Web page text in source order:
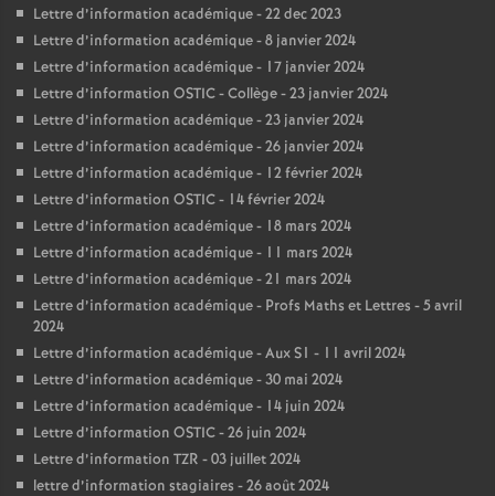
Lettre d’information académique - 22 dec 2023
Lettre d’information académique - 8 janvier 2024
Lettre d’information académique - 17 janvier 2024
Lettre d’information OSTIC - Collège - 23 janvier 2024
Lettre d’information académique - 23 janvier 2024
Lettre d’information académique - 26 janvier 2024
Lettre d’information académique - 12 février 2024
Lettre d’information OSTIC - 14 février 2024
Lettre d’information académique - 18 mars 2024
Lettre d’information académique - 11 mars 2024
Lettre d’information académique - 21 mars 2024
Lettre d’information académique - Profs Maths et Lettres - 5 avril
2024
Lettre d’information académique - Aux S1 - 11 avril 2024
Lettre d’information académique - 30 mai 2024
Lettre d’information académique - 14 juin 2024
Lettre d’information OSTIC - 26 juin 2024
Lettre d’information TZR - 03 juillet 2024
lettre d’information stagiaires - 26 août 2024